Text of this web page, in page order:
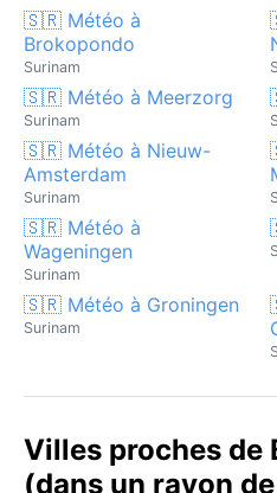
🇸🇷 Météo à
Brokopondo
Surinam
🇸🇷 Météo à Meerzorg
Surinam
🇸🇷 Météo à Nieuw-
Amsterdam
Surinam
🇸🇷 Météo à
Wageningen
Surinam
🇸🇷 Météo à Groningen
Surinam
Villes proches de
(dans un rayon